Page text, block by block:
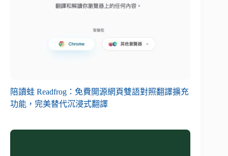
陪讀蛙 Readfrog：免費開源網頁雙語對照翻譯擴充
功能，完美替代沉浸式翻譯